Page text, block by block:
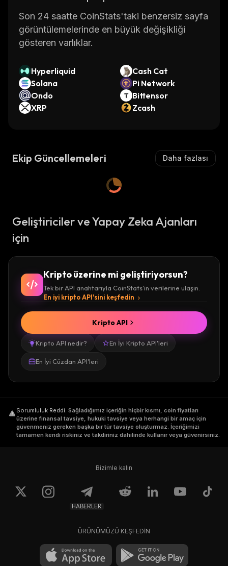
Son 24 saatte CoinStats'taki benzersiz sayfa
görüntülemelerinde en büyük değişikliği
gösteren varlıklar.
Hyperliquid
Cash Cat
Solana
Pi Network
Ondo
Bittensor
XRP
Zcash
Ekip Güncellemeleri Daha fazlası
Geliştiriciler ve Yapay Zeka Ajanları
için
Kripto üzerine mi geliştiriyorsun?
Tek bir API anahtarıyla CoinStats'in verilerine ulaşın.
En iyi kripto API'sini keşfedin
Kripto API nedir? En İyi Kripto API'leri
En İyi Cüzdan API'leri
Kripto API
Sorumluluk Reddi. Sağladığımız içeriğin hiçbir kısmı, coin fiyatları
üzerine finansal tavsiye, hukuki tavsiye veya herhangi bir amaç için
güvenmeniz gereken başka bir tür tavsiye oluşturmaz. İçeriğimizi
tamamen kendi riskiniz ve takdiriniz dahilinde kullanır veya güvenirsiniz.
Bizimle kalın
HABERLER
ÜRÜNÜMÜZÜ KEŞFEDİN